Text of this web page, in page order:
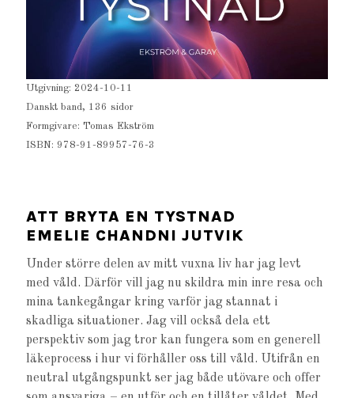
Utgivning: 2024-10-11
Danskt band, 136 sidor
Formgivare: Tomas Ekström
ISBN: 978-91-89957-76-3
ATT BRYTA EN TYSTNAD
EMELIE CHANDNI JUTVIK
Under större delen av mitt vuxna liv har jag levt
med våld. Därför vill jag nu skildra min inre resa och
mina tankegångar kring varför jag stannat i
skadliga situationer. Jag vill också dela ett
perspektiv som jag tror kan fungera som en generell
läkeprocess i hur vi förhåller oss till våld. Utifrån en
neutral utgångspunkt ser jag både utövare och offer